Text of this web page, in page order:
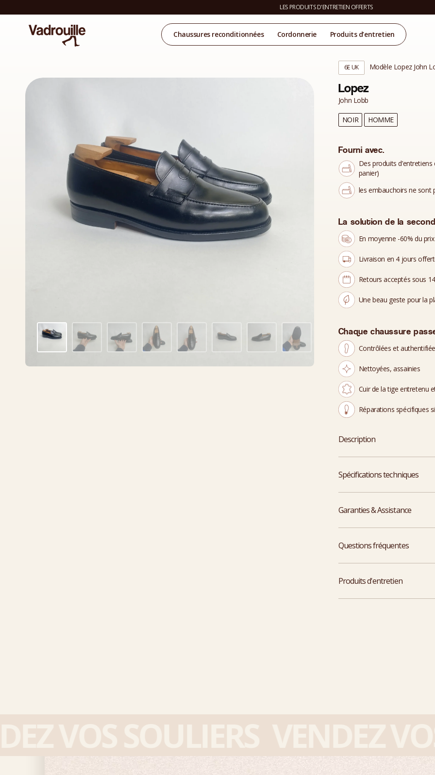
LES PRODUITS D'ENTRETIEN OFFERTS
Chaussures reconditionnées Cordonnerie Produits d’entretien
6E UK Modèle Lopez John
Lopez
John Lobb
NOIR HOMME
Fourni avec.
Des produits
panier)
les embauchoirs ne sont
La solution de la
En moyenne -60% du
Livraison en 4 jours
Retours acceptés sous
Une beau geste pour la
Chaque chaussure
Contrôlées et
Nettoyées, assainies
Cuir de la tige entretenu
Réparations spécifiques
Description
Spécifications techniques
Garanties & Assistance
Questions fréquentes
Produits d'entretien